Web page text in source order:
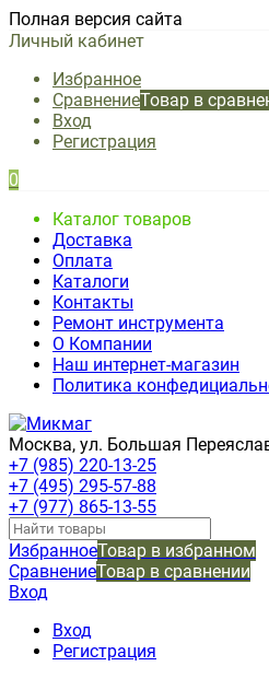
Полная версия сайта
Личный кабинет
Избранное
СравнениеТовар в
Вход
Регистрация
0
Каталог товаров
Доставка
Оплата
Каталоги
Контакты
Ремонт инструмента
О Компании
Наш интернет-магазин
Политика
Москва, ул. Большая
+7 (985) 220-13-25
+7 (495) 295-57-88
+7 (977) 865-13-55
ИзбранноеТовар в избранном
СравнениеТовар в сравнении
Вход
Вход
Регистрация